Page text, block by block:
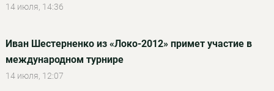
14 июля, 14:36
Иван Шестерненко из «Локо-2012» примет участие в
международном турнире
14 июля, 12:07